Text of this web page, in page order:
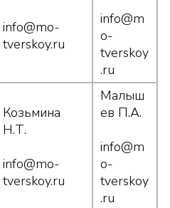
info@mo-
tverskoy.ru
info@m
o-
tverskoy
.ru
Козьмина
Н.Т.
info@mo-
tverskoy.ru
Малыш
ев П.А.
info@m
o-
tverskoy
.ru